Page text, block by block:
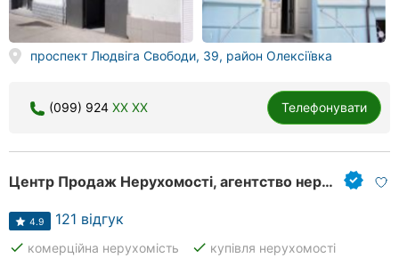
проспект Людвіга Свободи, 39, район Олексіївка
(099) 924 XX XX Телефонувати
Центр Продаж Нерухомості, агентство нерухомості
4.9 121 відгук
done комерційна нерухомість done купівля нерухомості